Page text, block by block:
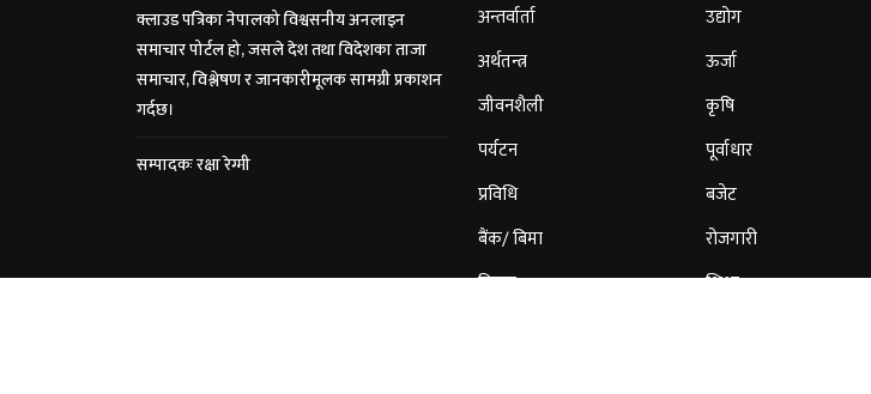
क्लाउड पत्रिका नेपालको विश्वसनीय अनलाइन
समाचार पोर्टल हो, जसले देश तथा विदेशका ताजा
समाचार, विश्लेषण र जानकारीमूलक सामग्री प्रकाशन
गर्दछ।
सम्पादकः रक्षा रेग्मी
अन्तर्वार्ता
अर्थतन्त्र
जीवनशैली
पर्यटन
प्रविधि
बैंक/ बिमा
विचार
उद्योग
ऊर्जा
कृषि
पूर्वाधार
बजेट
रोजगारी
शिक्षा